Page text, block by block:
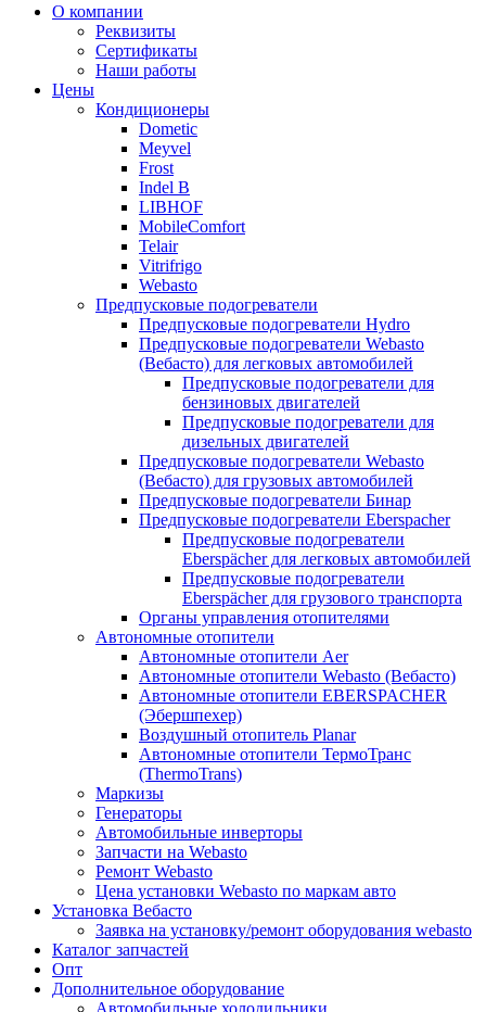
Основное
Перейти
содержимому
О компании
Реквизиты
Сертификаты
Наши работы
Цены
Кондиционеры
Dometic
Meyvel
Frost
Indel B
LIBHOF
MobileComfort
Telair
Vitrifrigo
Webasto
Предпусковые подогреватели
Предпусковые подогреватели Hydro
Предпусковые подогреватели Webasto
(Вебасто) для легковых автомобилей
Предпусковые подогреватели для
бензиновых двигателей
Предпусковые подогреватели для
дизельных двигателей
Предпусковые подогреватели Webasto
(Вебасто) для грузовых автомобилей
Предпусковые подогреватели Бинар
Предпусковые подогреватели Eberspacher
Предпусковые подогреватели
Eberspächer для легковых автомобилей
Предпусковые подогреватели
Eberspächer для грузового транспорта
Органы управления отопителями
Автономные отопители
Автономные отопители Аer
Автономные отопители Webasto (Вебасто)
Автономные отопители EBERSPACHER
(Эбершпехер)
Воздушный отопитель Planar
Автономные отопители ТермоТранс
(ThermoTrans)
Маркизы
Генераторы
Автомобильные инверторы
Запчасти на Webasto
Ремонт Webasto
Цена установки Webasto по маркам авто
Установка Вебасто
Заявка на установку/ремонт оборудования webasto
Каталог запчастей
Опт
Дополнительное оборудование
Автомобильные холодильники